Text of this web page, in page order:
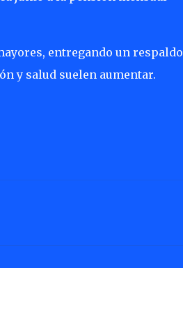
entregando un respaldo
y salud suelen aumentar.